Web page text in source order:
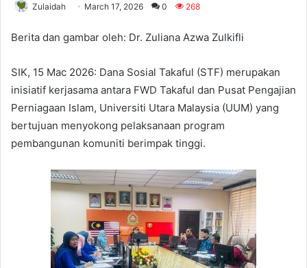
Zulaidah March 17, 2026 0 268
Berita dan gambar oleh: Dr. Zuliana Azwa Zulkifli
SIK, 15 Mac 2026: Dana Sosial Takaful (STF) merupakan
inisiatif kerjasama antara FWD Takaful dan Pusat Pengajian
Perniagaan Islam, Universiti Utara Malaysia (UUM) yang
bertujuan menyokong pelaksanaan program
pembangunan komuniti berimpak tinggi.